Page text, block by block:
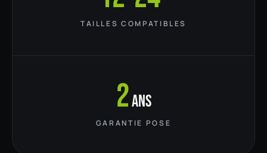
TAILLES COMPATIBLES
2ans
GARANTIE POSE